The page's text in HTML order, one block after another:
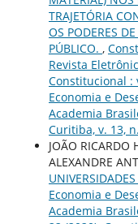
TRAJETÓRIA
OS PODERES
PÚBLICO. ,
Revista
Constitucional :
Economia e
Academia
Curitiba, v. 13,
JOÃO RICARDO
ALEXANDRE
Economia e
Academia